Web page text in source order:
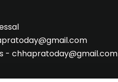
- chhapratoday@gmail.com